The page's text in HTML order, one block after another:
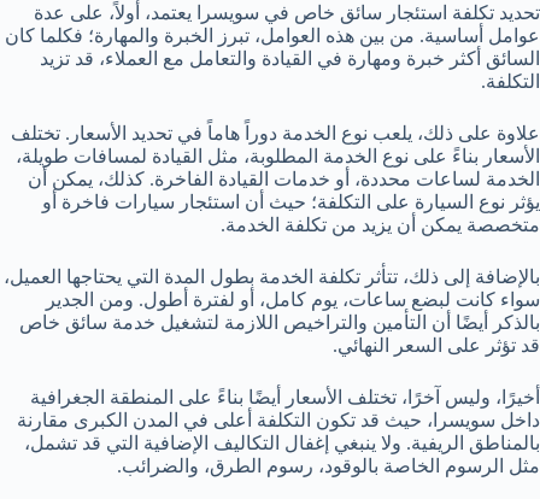
تحديد تكلفة استئجار سائق خاص في سويسرا يعتمد، أولاً، على عدة
عوامل أساسية. من بين هذه العوامل، تبرز الخبرة والمهارة؛ فكلما كان
السائق أكثر خبرة ومهارة في القيادة والتعامل مع العملاء، قد تزيد
التكلفة.
علاوة على ذلك، يلعب نوع الخدمة دوراً هاماً في تحديد الأسعار. تختلف
الأسعار بناءً على نوع الخدمة المطلوبة، مثل القيادة لمسافات طويلة،
الخدمة لساعات محددة، أو خدمات القيادة الفاخرة. كذلك، يمكن أن
يؤثر نوع السيارة على التكلفة؛ حيث أن استئجار سيارات فاخرة أو
متخصصة يمكن أن يزيد من تكلفة الخدمة.
بالإضافة إلى ذلك، تتأثر تكلفة الخدمة بطول المدة التي يحتاجها العميل،
سواء كانت لبضع ساعات، يوم كامل، أو لفترة أطول. ومن الجدير
بالذكر أيضًا أن التأمين والتراخيص اللازمة لتشغيل خدمة سائق خاص
قد تؤثر على السعر النهائي.
أخيرًا، وليس آخرًا، تختلف الأسعار أيضًا بناءً على المنطقة الجغرافية
داخل سويسرا، حيث قد تكون التكلفة أعلى في المدن الكبرى مقارنة
بالمناطق الريفية. ولا ينبغي إغفال التكاليف الإضافية التي قد تشمل،
مثل الرسوم الخاصة بالوقود، رسوم الطرق، والضرائب.